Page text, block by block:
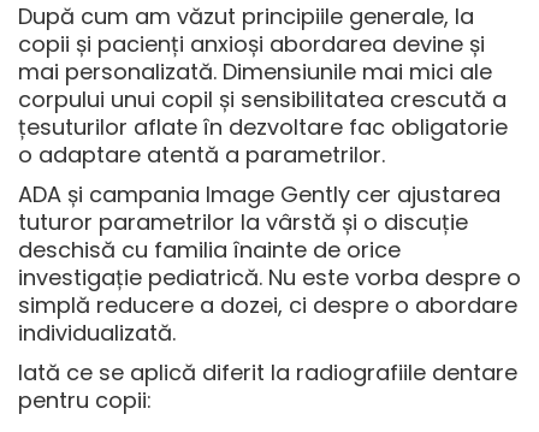
După cum am văzut principiile generale, la
copii și pacienți anxioși abordarea devine și
mai personalizată. Dimensiunile mai mici ale
corpului unui copil și sensibilitatea crescută a
țesuturilor aflate în dezvoltare fac obligatorie
o adaptare atentă a parametrilor.
ADA și campania Image Gently cer ajustarea
tuturor parametrilor la vârstă și o discuție
deschisă cu familia înainte de orice
investigație pediatrică. Nu este vorba despre o
simplă reducere a dozei, ci despre o abordare
individualizată.
Iată ce se aplică diferit la radiografiile dentare
pentru copii: